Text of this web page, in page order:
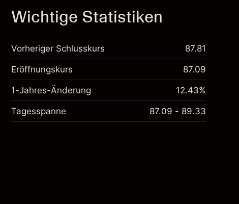
Wichtige Statistiken
Vorheriger Schlusskurs 87.81
Eröffnungskurs 87.09
1-Jahres-Änderung 12.43%
Tagesspanne 87.09 - 89.33